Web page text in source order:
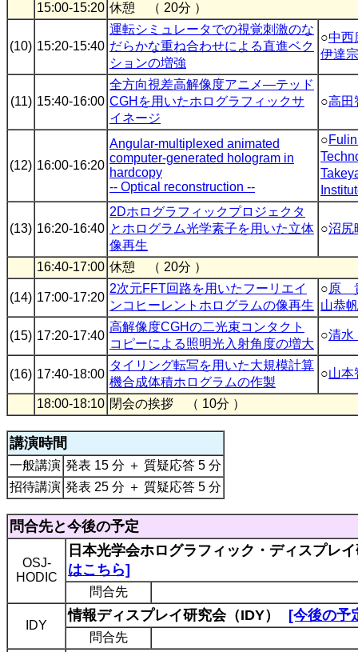
15:00-15:20 休憩 （ 20分 ）
(10) 15:20-15:40
運転シミュレータでの視覚刺激のな
だらかな重ね合わせによる直進ベク
ションの増強
○中西
伊達
(11) 15:40-16:00
全方向視差高解像度アニメ―テッド
CGHを用いたホログラフィックサ
イネージ
○高田
(12) 16:00-16:20
Angular-multiplexed animated
computer-generated hologram in
hardcopy
-- Optical reconstruction --
○
(13) 16:20-16:40
2Dホログラフィックプロジェクタ
とホログラム光学素子を用いた立体
像再生
○沼尻
16:40-17:00 休憩 （ 20分 ）
(14) 17:00-17:20
2次元FFT回路を用いたフーリエイ
ンコヒーレントホログラムの像再生
○原
山恭帆
(15) 17:20-17:40
高解像度CGHの二光束コンタクト
コピーによる照明光入射角度の増大
○清
(16) 17:40-18:00
タイリング転写を用いた大規模計算
機合成体積ホログラムの作製
○山本
18:00-18:10 閉会の挨拶 （ 10分 ）
講演時間
一般講演 発表 15 分 ＋ 質疑応答 5 分
招待講演 発表 25 分 ＋ 質疑応答 5 分
問合先と今後の予定
OSJ-
HODIC
日本光学会ホログラフィック・ディスプレ
はこちら]
問合先
IDY
情報ディスプレイ研究会（IDY） [今後の予
問合先